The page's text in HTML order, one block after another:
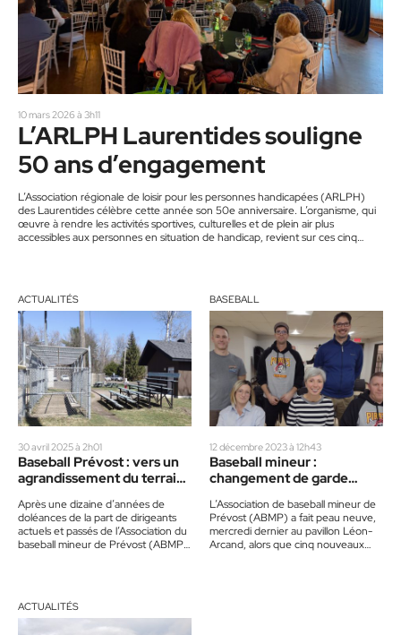
10 mars 2026 à 3h11
L’ARLPH Laurentides souligne
50 ans d’engagement
L’Association régionale de loisir pour les personnes handicapées (ARLPH)
des Laurentides célèbre cette année son 50e anniversaire. L’organisme, qui
œuvre à rendre les activités sportives, culturelles et de plein air plus
accessibles aux personnes en situation de handicap, revient sur ces cinq
diversité de partenaires et de…
ACTUALITÉS
30 avril 2025 à 2h01
Baseball Prévost : vers un
agrandissement du terrain
Nord
Après une dizaine d’années de
doléances de la part de dirigeants
actuels et passés de l’Association du
baseball mineur de Prévost (ABMP),
BASEBALL
12 décembre 2023 à 12h43
Baseball mineur :
changement de garde
L’Association de baseball mineur de
Prévost (ABMP) a fait peau neuve,
mercredi dernier au pavillon Léon-
Arcand, alors que cinq nouveaux
ACTUALITÉS